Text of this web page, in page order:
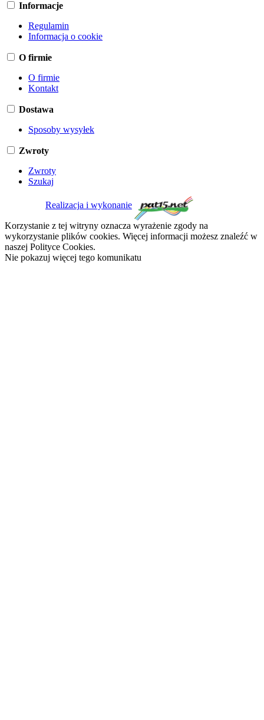
Informacje
Regulamin
Informacja o cookie
O firmie
O firmie
Kontakt
Dostawa
Sposoby wysyłek
Zwroty
Zwroty
Szukaj
Realizacja i wykonanie
Korzystanie z tej witryny oznacza wyrażenie zgody na
wykorzystanie plików cookies. Więcej informacji możesz znaleźć w
naszej Polityce Cookies.
Nie pokazuj więcej tego komunikatu